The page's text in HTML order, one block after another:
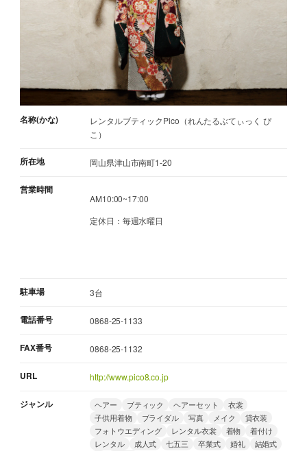
名称(かな)
レンタルブティックPico（れんたるぶてぃっく ぴ
こ）
所在地 岡山県津山市南町1-20
営業時間
AM10:00~17:00
定休日：毎週水曜日
駐車場 3台
電話番号 0868-25-1133
FAX番号 0868-25-1132
URL http://www.pico8.co.jp
ジャンル ヘアー ブティック ヘアーセット
衣裳
子供用着物
ブライダル 写真 メイク
貸衣装
フォトウエディング
レンタル衣裳 着物
着付け
レンタル
成人式 七五三 卒業式 婚礼
結婚式